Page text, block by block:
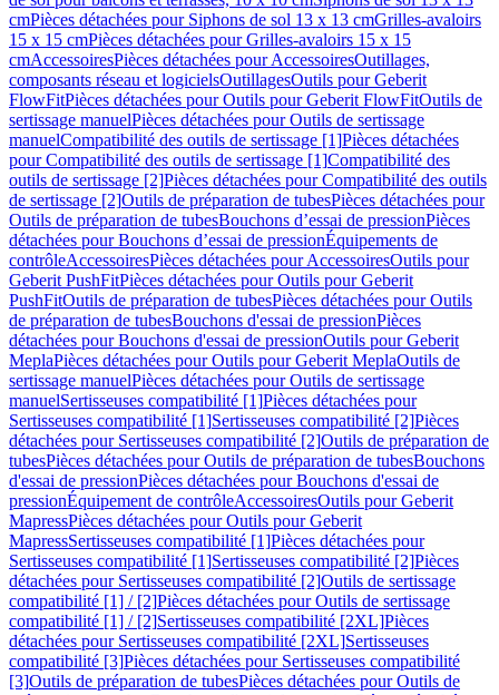
cmPièces détachées pour Siphons de sol 13 x 13 cmGrilles-avaloirs
15 x 15 cmPièces détachées pour Grilles-avaloirs 15 x 15
cmAccessoiresPièces détachées pour AccessoiresOutillages,
composants réseau et logicielsOutillagesOutils pour Geberit
FlowFitPièces détachées pour Outils pour Geberit FlowFitOutils de
sertissage manuelPièces détachées pour Outils de sertissage
manuelCompatibilité des outils de sertissage [1]Pièces détachées
pour Compatibilité des outils de sertissage [1]Compatibilité des
outils de sertissage [2]Pièces détachées pour Compatibilité des outils
de sertissage [2]Outils de préparation de tubesPièces détachées pour
Outils de préparation de tubesBouchons d’essai de pressionPièces
détachées pour Bouchons d’essai de pressionÉquipements de
contrôleAccessoiresPièces détachées pour AccessoiresOutils pour
Geberit PushFitPièces détachées pour Outils pour Geberit
PushFitOutils de préparation de tubesPièces détachées pour Outils
de préparation de tubesBouchons d'essai de pressionPièces
détachées pour Bouchons d'essai de pressionOutils pour Geberit
MeplaPièces détachées pour Outils pour Geberit MeplaOutils de
sertissage manuelPièces détachées pour Outils de sertissage
manuelSertisseuses compatibilité [1]Pièces détachées pour
Sertisseuses compatibilité [1]Sertisseuses compatibilité [2]Pièces
détachées pour Sertisseuses compatibilité [2]Outils de préparation de
tubesPièces détachées pour Outils de préparation de tubesBouchons
d'essai de pressionPièces détachées pour Bouchons d'essai de
pressionÉquipement de contrôleAccessoiresOutils pour Geberit
MapressPièces détachées pour Outils pour Geberit
MapressSertisseuses compatibilité [1]Pièces détachées pour
Sertisseuses compatibilité [1]Sertisseuses compatibilité [2]Pièces
détachées pour Sertisseuses compatibilité [2]Outils de sertissage
compatibilité [1] / [2]Pièces détachées pour Outils de sertissage
compatibilité [1] / [2]Sertisseuses compatibilité [2XL]Pièces
détachées pour Sertisseuses compatibilité [2XL]Sertisseuses
compatibilité [3]Pièces détachées pour Sertisseuses compatibilité
[3]Outils de préparation de tubesPièces détachées pour Outils de